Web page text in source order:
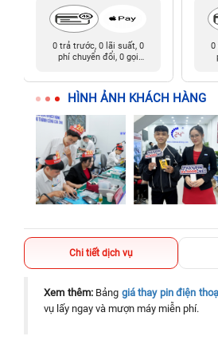
0 trả trước, 0 lãi suất, 0
phí chuyển đổi, 0 gọi
0
HÌNH ẢNH KHÁCH HÀNG
Chi tiết dịch vụ
Xem thêm:Bảng giá thay pin điện
vụ lấy ngay và mượn máy miễn phí.